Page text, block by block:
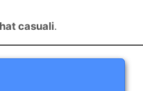
casuali.